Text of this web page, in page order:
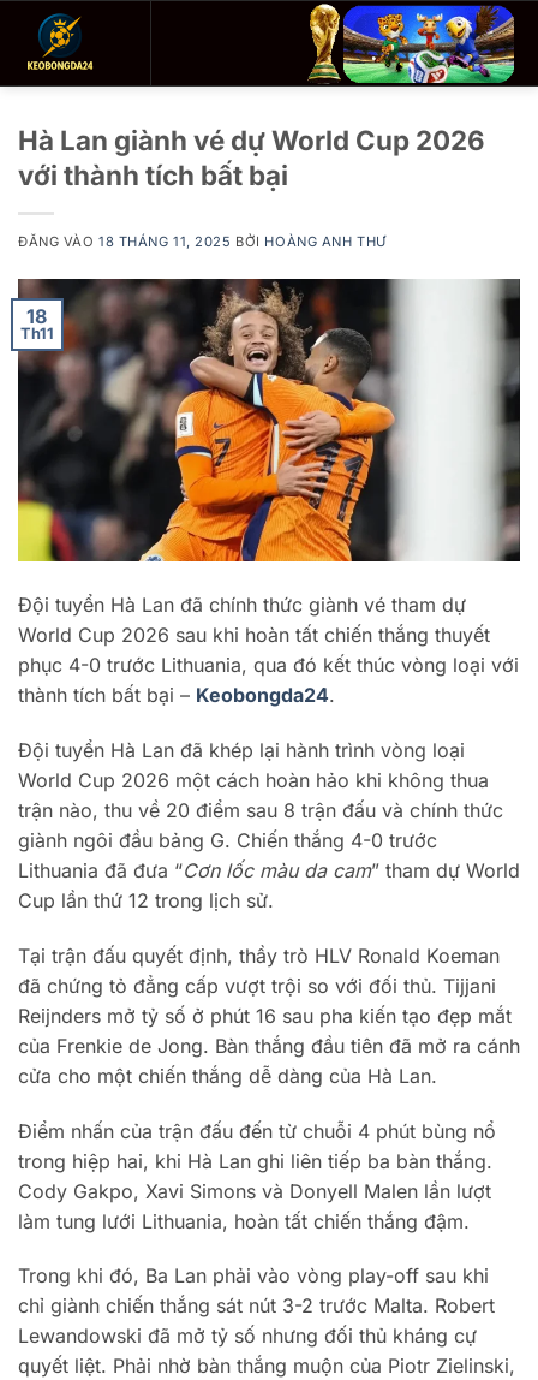
Hà Lan giành vé dự World Cup 2026
với thành tích bất bại
ĐĂNG VÀO18 THÁNG 11, 2025 BỞI HOÀNG ANH THƯ
18
Th11
Đội tuyển Hà Lan đã chính thức giành vé tham dự
World Cup 2026 sau khi hoàn tất chiến thắng thuyết
phục 4-0 trước Lithuania, qua đó kết thúc vòng loại với
thành tích bất bại – Keobongda24.
Đội tuyển Hà Lan đã khép lại hành trình vòng loại
World Cup 2026 một cách hoàn hảo khi không thua
trận nào, thu về 20 điểm sau 8 trận đấu và chính thức
giành ngôi đầu bảng G. Chiến thắng 4-0 trước
Lithuania đã đưa “Cơn lốc màu da cam” tham dự World
Cup lần thứ 12 trong lịch sử.
Tại trận đấu quyết định, thầy trò HLV Ronald Koeman
đã chứng tỏ đẳng cấp vượt trội so với đối thủ. Tijjani
Reijnders mở tỷ số ở phút 16 sau pha kiến tạo đẹp mắt
của Frenkie de Jong. Bàn thắng đầu tiên đã mở ra cánh
cửa cho một chiến thắng dễ dàng của Hà Lan.
Điểm nhấn của trận đấu đến từ chuỗi 4 phút bùng nổ
trong hiệp hai, khi Hà Lan ghi liên tiếp ba bàn thắng.
Cody Gakpo, Xavi Simons và Donyell Malen lần lượt
làm tung lưới Lithuania, hoàn tất chiến thắng đậm.
Trong khi đó, Ba Lan phải vào vòng play-off sau khi
chỉ giành chiến thắng sát nút 3-2 trước Malta. Robert
Lewandowski đã mở tỷ số nhưng đối thủ kháng cự
quyết liệt. Phải nhờ bàn thắng muộn của Piotr Zielinski,